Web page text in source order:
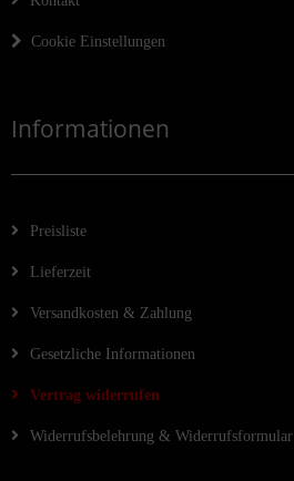
Cookie Einstellungen
Informationen
Preisliste
Lieferzeit
Versandkosten & Zahlung
Gesetzliche Informationen
Vertrag widerrufen
Widerrufsbelehrung & Widerrufsformular